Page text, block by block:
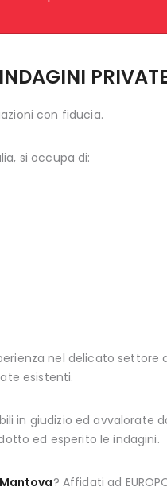
con fiducia.
si occupa di:
nel delicato settore
esistenti.
in giudizio ed avvalorate
ed esperito le indagini.
? Affidati ad